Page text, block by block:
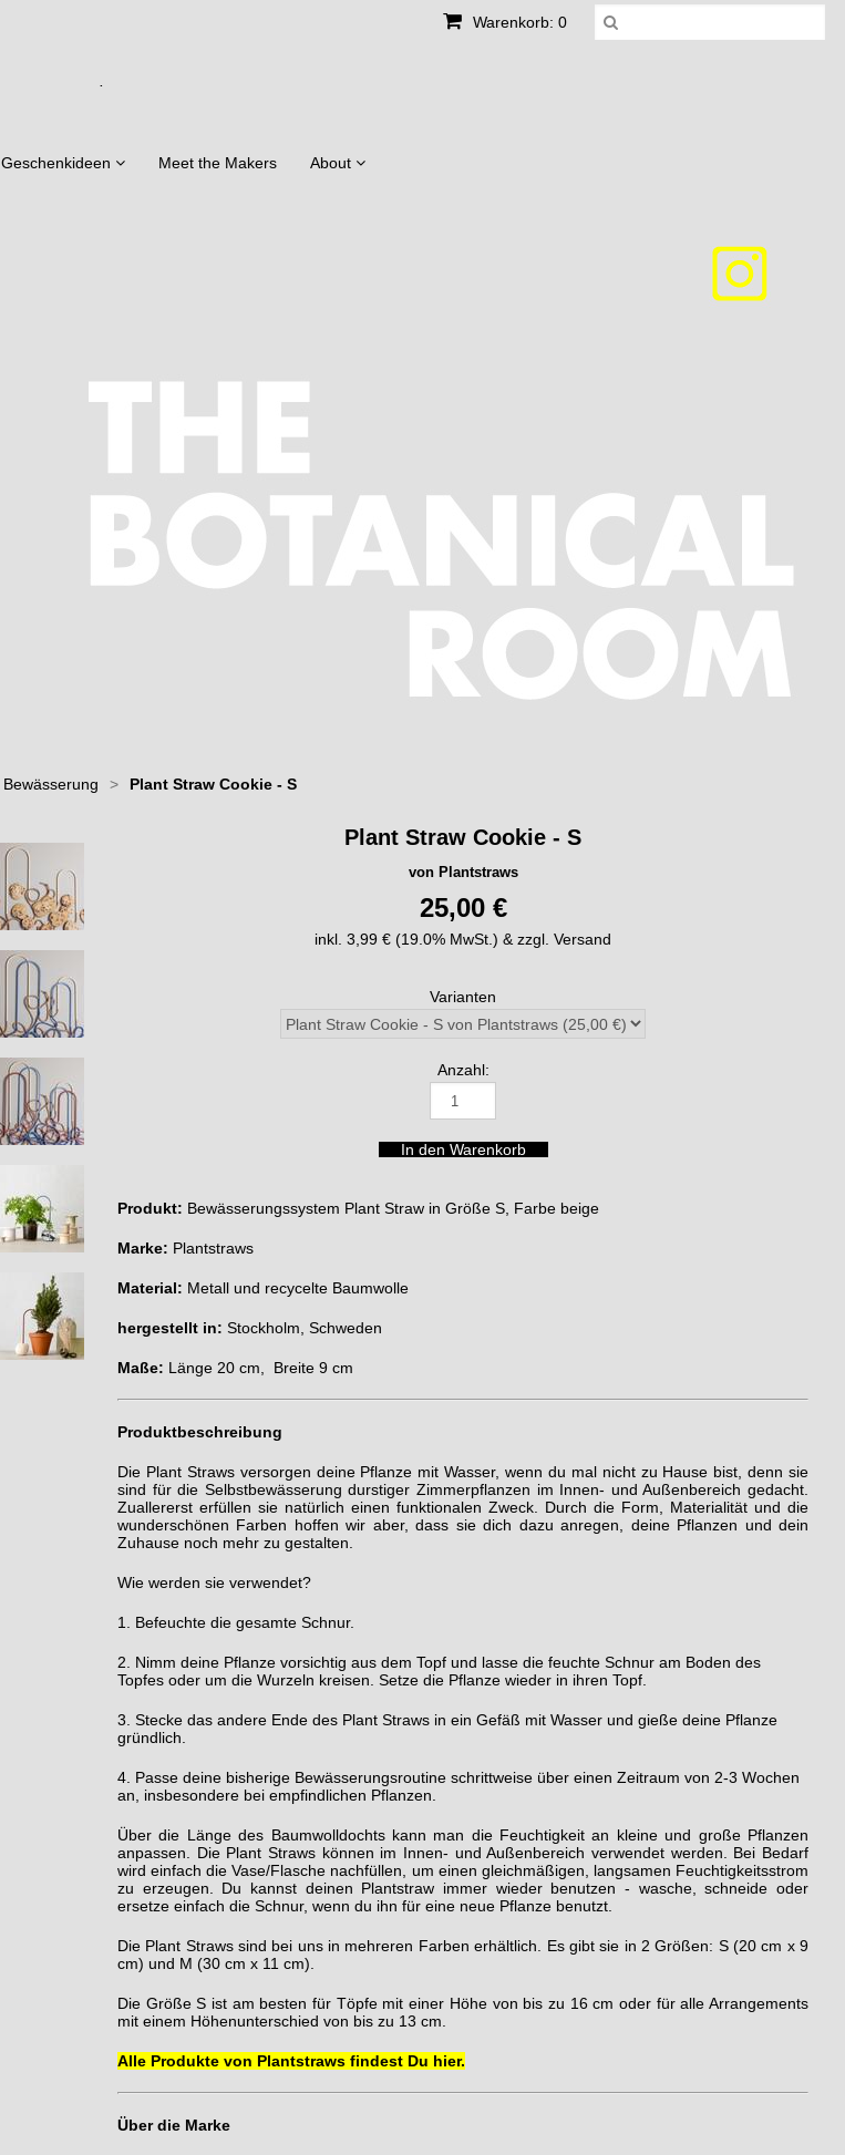
Warenkorb: 0
Geschenkideen Meet the Makers About
Bewässerung > Plant Straw Cookie - S
Plant Straw Cookie - S
von Plantstraws
25,00 €
inkl. 3,99 € (19.0% MwSt.) & zzgl. Versand
Varianten
Anzahl:
Produkt: Bewässerungssystem Plant Straw in Größe S, Farbe beige
Marke: Plantstraws
Material: Metall und recycelte Baumwolle
hergestellt in: Stockholm, Schweden
Maße: Länge 20 cm, Breite 9 cm
Produktbeschreibung
Die Plant Straws versorgen deine Pflanze mit Wasser, wenn du mal nicht zu Hause bist, denn sie
sind für die Selbstbewässerung durstiger Zimmerpflanzen im Innen- und Außenbereich gedacht.
Zuallererst erfüllen sie natürlich einen funktionalen Zweck. Durch die Form, Materialität und die
wunderschönen Farben hoffen wir aber, dass sie dich dazu anregen, deine Pflanzen und dein
Zuhause noch mehr zu gestalten.
Wie werden sie verwendet?
1. Befeuchte die gesamte Schnur.
2. Nimm deine Pflanze vorsichtig aus dem Topf und lasse die feuchte Schnur am Boden des
Topfes oder um die Wurzeln kreisen. Setze die Pflanze wieder in ihren Topf.
3. Stecke das andere Ende des Plant Straws in ein Gefäß mit Wasser und gieße deine Pflanze
gründlich.
4. Passe deine bisherige Bewässerungsroutine schrittweise über einen Zeitraum von 2-3 Wochen
an, insbesondere bei empfindlichen Pflanzen.
Über die Länge des Baumwolldochts kann man die Feuchtigkeit an kleine und große Pflanzen
anpassen. Die Plant Straws können im Innen- und Außenbereich verwendet werden. Bei Bedarf
wird einfach die Vase/Flasche nachfüllen, um einen gleichmäßigen, langsamen Feuchtigkeitsstrom
zu erzeugen. Du kannst deinen Plantstraw immer wieder benutzen - wasche, schneide oder
ersetze einfach die Schnur, wenn du ihn für eine neue Pflanze benutzt.
Die Plant Straws sind bei uns in mehreren Farben erhältlich. Es gibt sie in 2 Größen: S (20 cm x 9
cm) und M (30 cm x 11 cm).
Die Größe S ist am besten für Töpfe mit einer Höhe von bis zu 16 cm oder für alle Arrangements
mit einem Höhenunterschied von bis zu 13 cm.
Alle Produkte von Plantstraws findest Du hier.
Über die Marke